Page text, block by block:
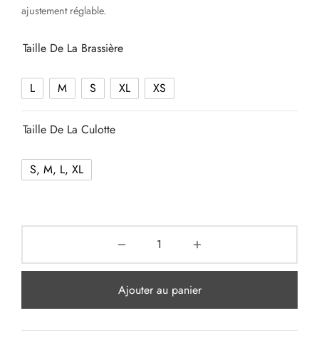
ajustement réglable.
Taille De La Brassière
L M S XL XS
Taille De La Culotte
S, M, L, XL
Ajouter au panier